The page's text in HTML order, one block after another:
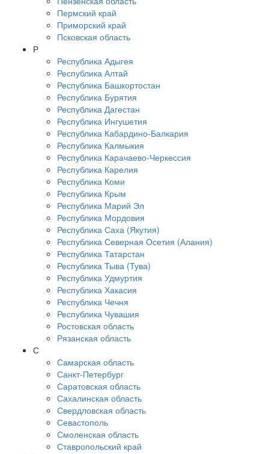
Пермский край
Приморский край
Псковская область
Р
Республика Адыгея
Республика Алтай
Республика Башкортостан
Республика Бурятия
Республика Дагестан
Республика Ингушетия
Республика Кабардино-Балкария
Республика Калмыкия
Республика Карачаево-Черкессия
Республика Карелия
Республика Коми
Республика Крым
Республика Марий Эл
Республика Мордовия
Республика Саха (Якутия)
Республика Северная Осетия (Алания)
Республика Татарстан
Республика Тыва (Тува)
Республика Удмуртия
Республика Хакасия
Республика Чечня
Республика Чувашия
Ростовская область
Рязанская область
С
Самарская область
Санкт-Петербург
Саратовская область
Сахалинская область
Свердловская область
Севастополь
Смоленская область
Ставропольский край